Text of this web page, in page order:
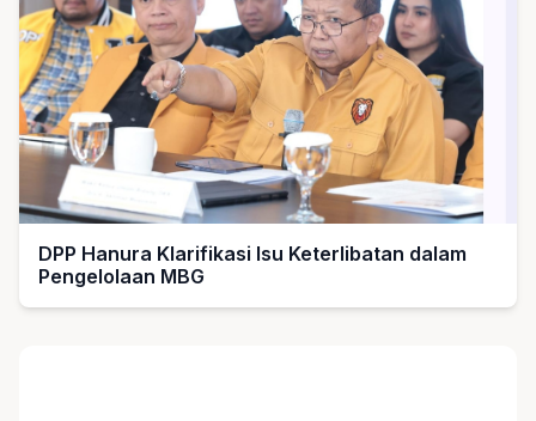
DPP Hanura Klarifikasi Isu Keterlibatan dalam
Pengelolaan MBG